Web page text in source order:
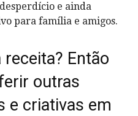
e ainda
para família e amigos.
Então
outras
e criativas em